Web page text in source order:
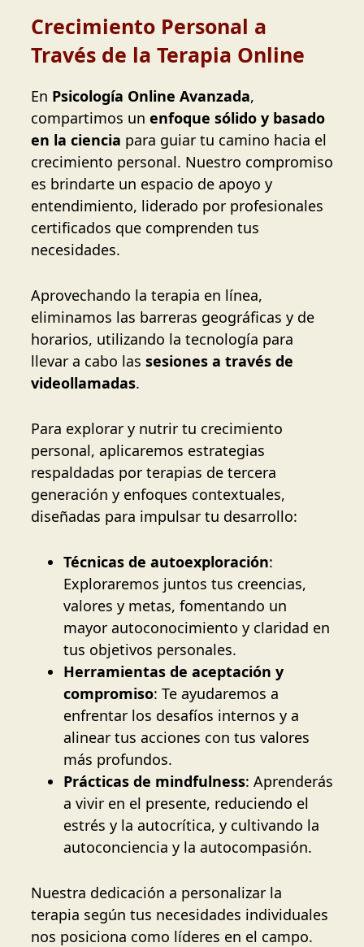
Crecimiento Personal a
Través de la Terapia Online
En Psicología Online Avanzada,
compartimos un enfoque sólido y basado
en la ciencia para guiar tu camino hacia el
crecimiento personal. Nuestro compromiso
es brindarte un espacio de apoyo y
entendimiento, liderado por profesionales
certificados que comprenden tus
necesidades.
Aprovechando la terapia en línea,
eliminamos las barreras geográficas y de
horarios, utilizando la tecnología para
llevar a cabo las sesiones a través de
videollamadas.
Para explorar y nutrir tu crecimiento
personal, aplicaremos estrategias
respaldadas por terapias de tercera
generación y enfoques contextuales,
diseñadas para impulsar tu desarrollo:
Técnicas de autoexploración:
Exploraremos juntos tus creencias,
valores y metas, fomentando un
mayor autoconocimiento y claridad en
tus objetivos personales.
Herramientas de aceptación y
compromiso: Te ayudaremos a
enfrentar los desafíos internos y a
alinear tus acciones con tus valores
más profundos.
Prácticas de mindfulness: Aprenderás
a vivir en el presente, reduciendo el
estrés y la autocrítica, y cultivando la
autoconciencia y la autocompasión.
Nuestra dedicación a personalizar la
terapia según tus necesidades individuales
nos posiciona como líderes en el campo.